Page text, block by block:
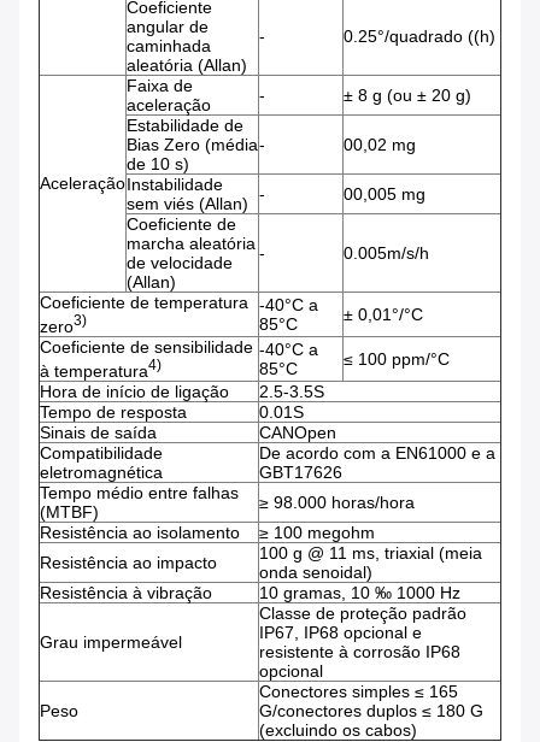
Coeficiente
angular de
caminhada
aleatória (Allan)
- 0.25°/quadrado ((h)
Aceleração
Faixa de
aceleração
-
± 8 g (ou ± 20 g)
Estabilidade de
Bias Zero (média
de 10 s)
- 00,02 mg
Instabilidade
sem viés (Allan)
-
00,005 mg
Coeficiente de
marcha aleatória
de velocidade
(Allan)
- 0.005m/s/h
Coeficiente de temperatura
zero3)
-40°C a
85°C
± 0,01°/°C
Coeficiente de sensibilidade
à temperatura4)
-40°C a
85°C
≤ 100 ppm/°C
Hora de início de ligação
2.5-3.5S
Tempo de resposta
0.01S
Sinais de saída
CANOpen
Compatibilidade
eletromagnética
De acordo com a EN61000 e a
GBT17626
Tempo médio entre falhas
(MTBF)
≥ 98.000 horas/hora
Resistência ao isolamento
≥ 100 megohm
Resistência ao impacto
100 g @ 11 ms, triaxial (meia
onda senoidal)
Resistência à vibração
10 gramas, 10 ‰ 1000 Hz
Grau impermeável
Classe de proteção padrão
IP67, IP68 opcional e
resistente à corrosão IP68
opcional
Peso
Conectores simples ≤ 165
G/conectores duplos ≤ 180 G
(excluindo os cabos)